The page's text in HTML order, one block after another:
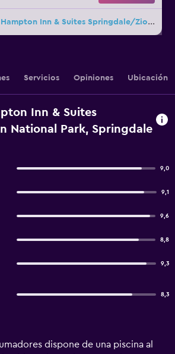
41 ofertas más de Hampton Inn & Suites Springdale/Zion National Park
Servicios Opiniones Ubicación
Inn & Suites
National Park, Springdale
9,0
9,1
9,6
8,8
9,3
8,3
dispone de una piscina al